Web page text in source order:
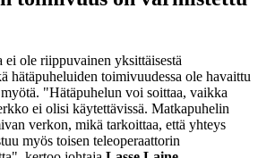
ole riippuvainen yksittäisestä
hätäpuheluiden toimivuudessa ole havaittu
"Hätäpuhelun voi soittaa, vaikka
ei olisi käytettävissä. Matkapuhelin
verkon, mikä tarkoittaa, että yhteys
myös toisen teleoperaattorin